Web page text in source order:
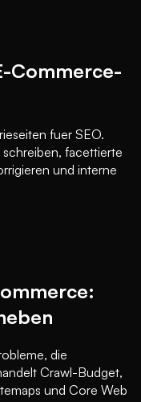
Commerce-
fuer SEO.
facettierte
und interne
die
Crawl-Budget,
und Core Web